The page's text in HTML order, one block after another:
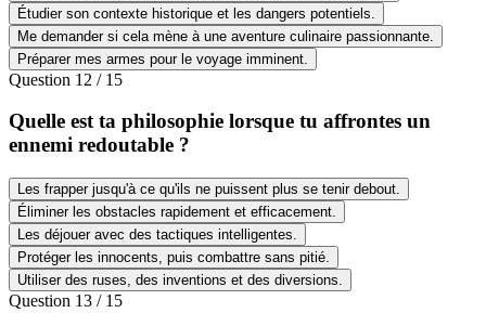
Étudier son contexte historique et les dangers potentiels.
Me demander si cela mène à une aventure culinaire passionnante.
Préparer mes armes pour le voyage imminent.
Question 12 / 15
Quelle est ta philosophie lorsque tu affrontes un
ennemi redoutable ?
Les frapper jusqu'à ce qu'ils ne puissent plus se tenir debout.
Éliminer les obstacles rapidement et efficacement.
Les déjouer avec des tactiques intelligentes.
Protéger les innocents, puis combattre sans pitié.
Utiliser des ruses, des inventions et des diversions.
Question 13 / 15